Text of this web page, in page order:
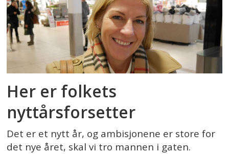
Her er folkets
nyttårsforsetter
Det er et nytt år, og ambisjonene er store for
det nye året, skal vi tro mannen i gaten.